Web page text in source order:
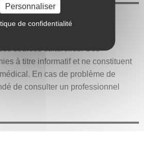
les propriétés curatives
proviennent de traditions
sources culturelles. Ces
à titre informatif et ne constituent
En cas de problème de
de consulter un professionnel
Personnaliser
de confidentialité